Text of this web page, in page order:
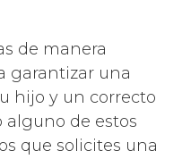
de manera
garantizar una
hijo y un correcto
alguno de estos
que solicites una